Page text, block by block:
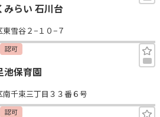
みらい 石川台
雪谷２−１０−７
認可
池保育園
南千束三丁目３３番６号
認可